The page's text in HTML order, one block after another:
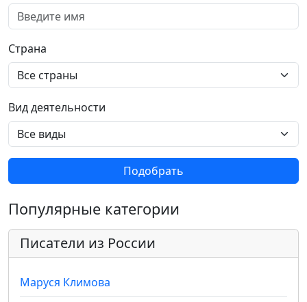
Страна
Вид деятельности
Подобрать
Популярные категории
Писатели из России
Маруся Климова